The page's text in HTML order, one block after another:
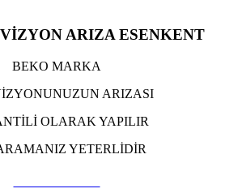
ARIZA ESENKENT
BEKO MARKA
ARIZASI
OLARAK YAPILIR
YETERLİDİR